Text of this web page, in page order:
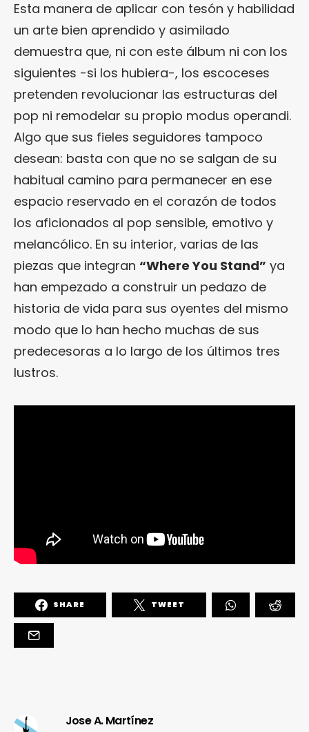
Esta manera de aplicar con tesón y habilidad
un arte bien aprendido y asimilado
demuestra que, ni con este álbum ni con los
siguientes -si los hubiera-, los escoceses
pretenden revolucionar las estructuras del
pop ni remodelar su propio modus operandi.
Algo que sus fieles seguidores tampoco
desean: basta con que no se salgan de su
habitual camino para permanecer en ese
espacio reservado en el corazón de todos
los aficionados al pop sensible, emotivo y
melancólico. En su interior, varias de las
piezas que integran “Where You Stand” ya
han empezado a construir un pedazo de
historia de vida para sus oyentes del mismo
modo que lo han hecho muchas de sus
predecesoras a lo largo de los últimos tres
lustros.
SHARE TWEET
Jose A. Martínez